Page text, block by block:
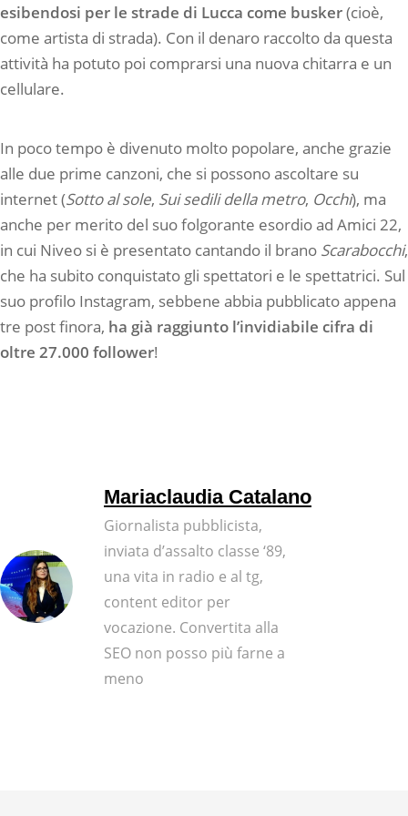
esibendosi per le strade di Lucca come busker(cioè,
come artista di strada). Con il denaro raccolto da questa
attività ha potuto poi comprarsi una nuova chitarra e un
cellulare.
In poco tempo è divenuto molto popolare, anche grazie
alle due prime canzoni, che si possono ascoltare su
internet (Sotto al sole, Sui sedili della metro, Occhi), ma
anche per merito del suo folgorante esordio ad Amici 22,
in cui Niveo si è presentato cantando il brano Scarabocchi,
che ha subito conquistato gli spettatori e le spettatrici. Sul
suo profilo Instagram, sebbene abbia pubblicato appena
tre post finora, ha già raggiunto l’invidiabile cifra di
oltre 27.000 follower!
Mariaclaudia Catalano
Giornalista pubblicista,
inviata d’assalto classe ‘89,
una vita in radio e al tg,
content editor per
vocazione. Convertita alla
SEO non posso più farne a
meno